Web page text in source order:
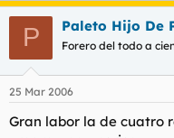
P Paleto Hijo De
Forero del todo a
25 Mar 2006
Gran labor la de cuatro